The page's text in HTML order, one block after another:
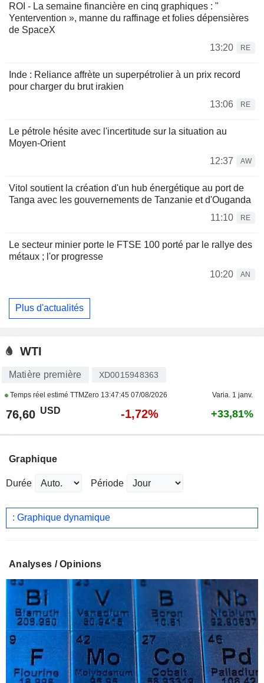
ROI - La semaine financière en cinq graphiques : "
Yentervention », manne du raffinage et folies dépensières
de SpaceX
13:20
RE
Inde : Reliance affrète un superpétrolier à un prix record
pour charger du brut irakien
13:06
RE
Le pétrole hésite avec l'incertitude sur la situation au
Moyen-Orient
12:37
AW
Vitol soutient la création d'un hub énergétique au port de
Tanga avec les gouvernements de Tanzanie et d'Ouganda
11:10
RE
Le secteur minier porte le FTSE 100 porté par le rallye des
métaux ; l'or progresse
10:20
AN
Plus d'actualités
WTI
Matière première XD0015948363
Temps réel estimé TTMZero 13:47:45 07/08/2026 Varia. 1 janv.
76,60 USD -1,72% +33,81%
Graphique
Durée Période
: Graphique dynamique
Analyses / Opinions